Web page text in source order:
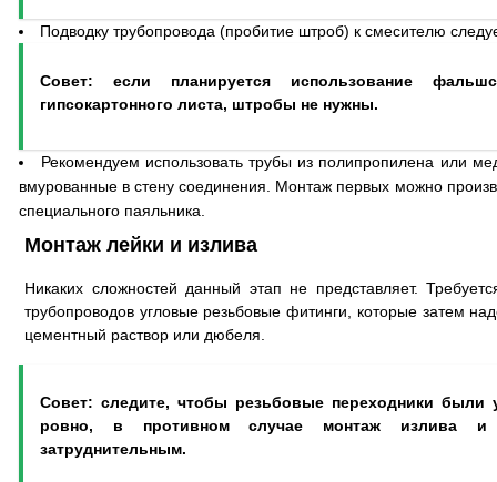
Подводку трубопровода (пробитие штроб) к смесителю
Совет: если планируется использование
гипсокартонного листа, штробы не нужны.
Рекомендуем использовать трубы из полипропилена или
вмурованные в стену соединения. Монтаж первых можно
специального паяльника.
Монтаж лейки и излива
Никаких сложностей данный этап не представляет.
трубопроводов угловые резьбовые фитинги, которые затем
цементный раствор или дюбеля.
Совет: следите, чтобы резьбовые переходники были
ровно, в противном случае монтаж излива и
затруднительным.